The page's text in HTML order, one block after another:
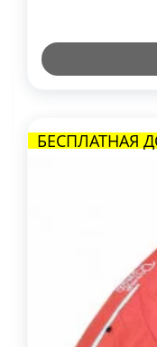
БЕСПЛАТНАЯ